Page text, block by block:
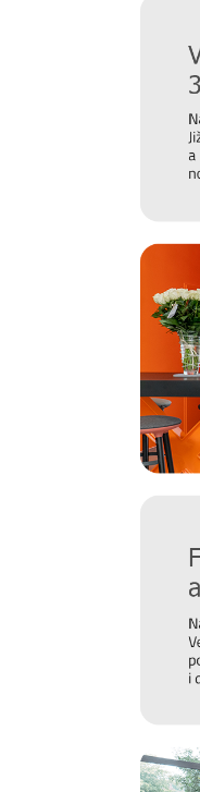
Prodlužte
Chtěli
hraje správná
povrchu a